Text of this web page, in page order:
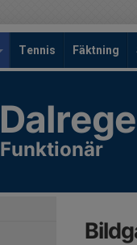
Tennis Fäktning
Funktionär